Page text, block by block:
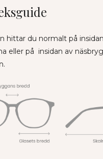
hittar du normalt på
eller på insidan av